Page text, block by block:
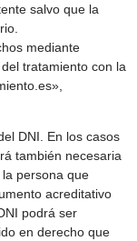
salvo que la
mediante
tratamiento con la
DNI. En los casos
también necesaria
persona que
acreditativo
podrá ser
en derecho que